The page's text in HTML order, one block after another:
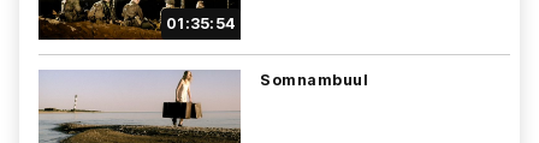
01:35:54
Somnambuul